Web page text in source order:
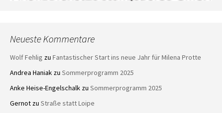
Neueste Kommentare
Wolf Fehlig zu Fantastischer Start ins neue Jahr für Milena Protte
Andrea Haniak zu Sommerprogramm 2025
Anke Heise-Engelschalk zu Sommerprogramm 2025
Gernot zu Straße statt Loipe